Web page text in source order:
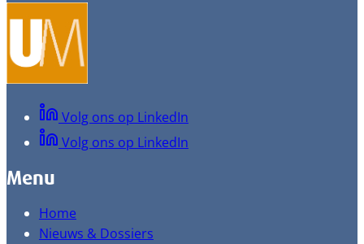
Volg ons op LinkedIn
Volg ons op LinkedIn
Menu
Home
Nieuws & Dossiers